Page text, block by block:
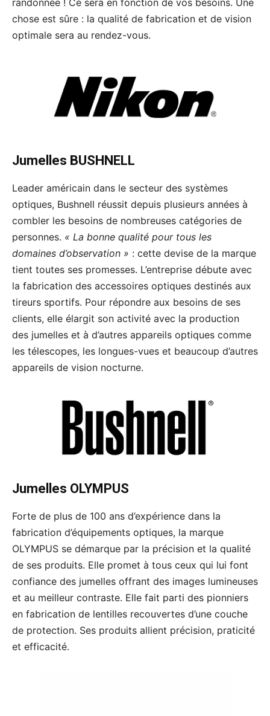
randonnée ! Ce sera en fonction de vos besoins. Une
chose est sûre : la qualité de fabrication et de vision
optimale sera au rendez-vous.
Jumelles BUSHNELL
Leader américain dans le secteur des systèmes
optiques, Bushnell réussit depuis plusieurs années à
combler les besoins de nombreuses catégories de
personnes. « La bonne qualité pour tous les
domaines d’observation » : cette devise de la marque
tient toutes ses promesses. L’entreprise débute avec
la fabrication des accessoires optiques destinés aux
tireurs sportifs. Pour répondre aux besoins de ses
clients, elle élargit son activité avec la production
des jumelles et à d’autres appareils optiques comme
les télescopes, les longues-vues et beaucoup d’autres
appareils de vision nocturne.
Jumelles OLYMPUS
Forte de plus de 100 ans d’expérience dans la
fabrication d’équipements optiques, la marque
OLYMPUS se démarque par la précision et la qualité
de ses produits. Elle promet à tous ceux qui lui font
confiance des jumelles offrant des images lumineuses
et au meilleur contraste. Elle fait parti des pionniers
en fabrication de lentilles recouvertes d’une couche
de protection. Ses produits allient précision, praticité
et efficacité.